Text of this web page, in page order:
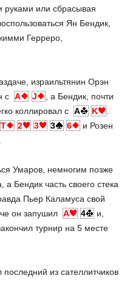
руками или сбрасывая
Ян Бендик,
Герреро,
израильтянин Орэн
с A J
, а Бендик, почти
коллировал с A K
T 2 3 3 6
и Розен
Умаров, немногим позже
Бендик часть своего стека
Пьер Каламуса свой
он запушил A 4
и,
турнир на 5 месте
из сателлитчиков